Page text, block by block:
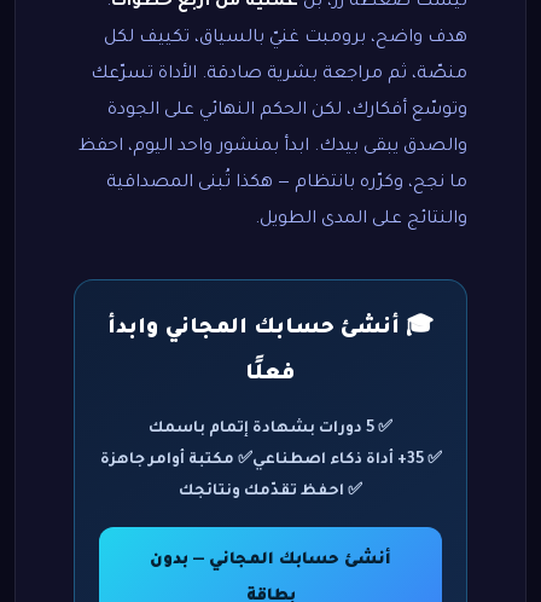
هدف واضح، برومبت غنيّ بالسياق، تكييف لكل
منصّة، ثم مراجعة بشرية صادقة. الأداة تسرّعك
وتوسّع أفكارك، لكن الحكم النهائي على الجودة
والصدق يبقى بيدك. ابدأ بمنشور واحد اليوم، احفظ
ما نجح، وكرّره بانتظام — هكذا تُبنى المصداقية
والنتائج على المدى الطويل.
🎓 أنشئ حسابك المجاني وابدأ
فعلًا
✅ 5 دورات بشهادة إتمام باسمك
✅ 35+ أداة ذكاء اصطناعي
✅ مكتبة أوامر جاهزة
✅ احفظ تقدّمك ونتائجك
أنشئ حسابك المجاني — بدون
بطاقة